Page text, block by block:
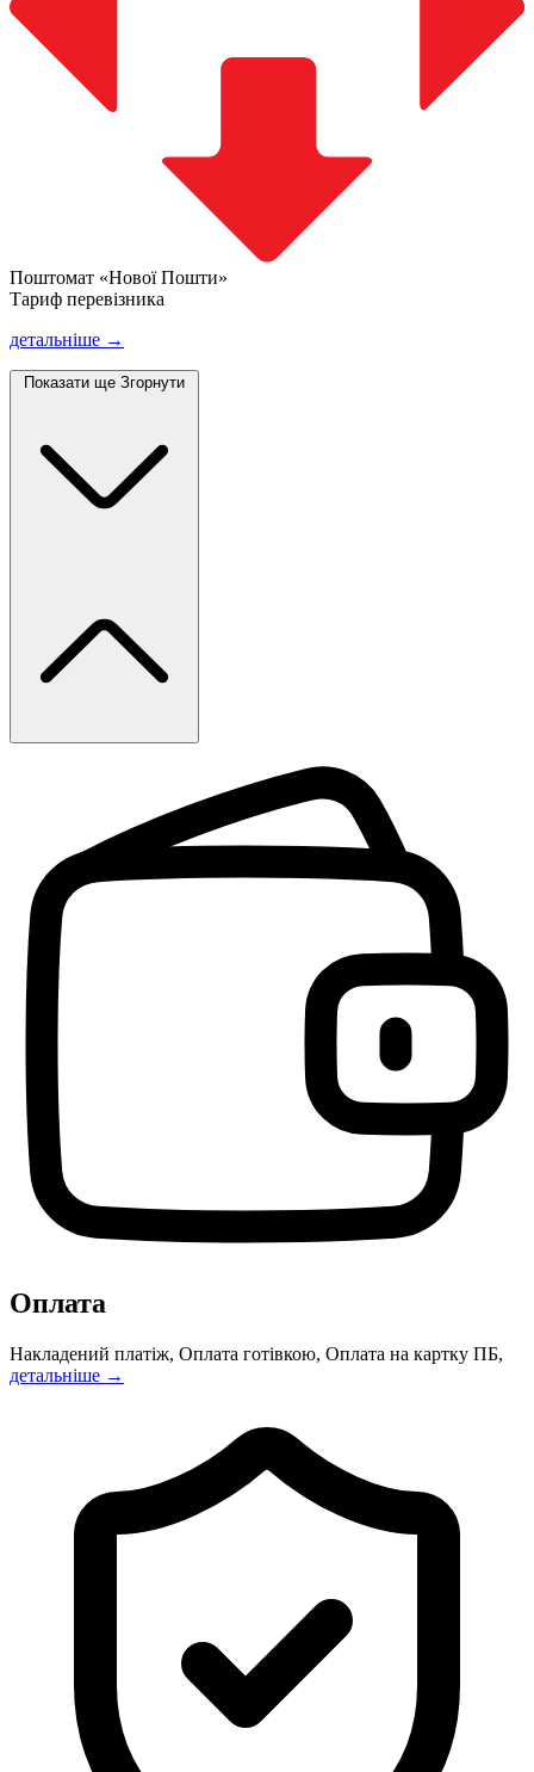
Поштомат «Нової Пошти»
Тариф перевізника
детальніше →
Показати ще Згорнути
Оплата
Накладений платіж, Оплата готівкою, Оплата на картку ПБ,
детальніше →